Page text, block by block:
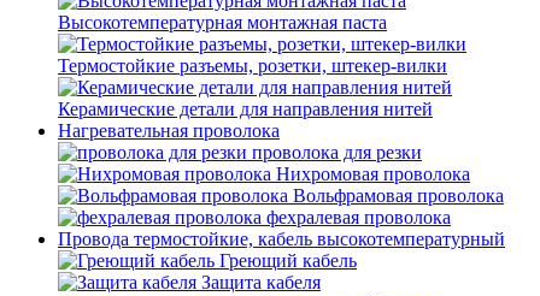
Высокотемпературная монтажная паста
Термостойкие разъемы, розетки, штекер-вилки
Керамические детали для направления нитей
Нагревательная проволока
проволока для резки
Нихромовая проволока
Вольфрамовая проволока
фехралевая проволока
Провода термостойкие, кабель высокотемпературный
Греющий кабель
Защита кабеля